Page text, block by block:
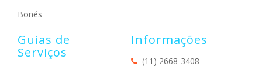
Bonés
Guias de
Serviços
Informações
(11) 2668-3408